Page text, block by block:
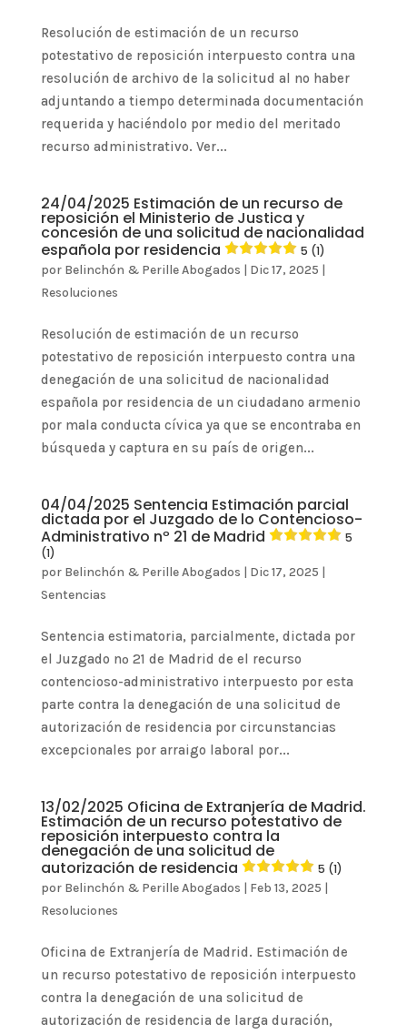
Resolución de estimación de un recurso
potestativo de reposición interpuesto contra una
resolución de archivo de la solicitud al no haber
adjuntando a tiempo determinada documentación
requerida y haciéndolo por medio del meritado
recurso administrativo. Ver...
24/04/2025 Estimación de un recurso de
reposición el Ministerio de Justica y
concesión de una solicitud de nacionalidad
española por residencia
5 (1)
por Belinchón & Perille Abogados | Dic 17, 2025 |
Resoluciones
Resolución de estimación de un recurso
potestativo de reposición interpuesto contra una
denegación de una solicitud de nacionalidad
española por residencia de un ciudadano armenio
por mala conducta cívica ya que se encontraba en
búsqueda y captura en su país de origen...
04/04/2025 Sentencia Estimación parcial
dictada por el Juzgado de lo Contencioso-
Administrativo nº 21 de Madrid
5
(1)
por Belinchón & Perille Abogados | Dic 17, 2025 |
Sentencias
Sentencia estimatoria, parcialmente, dictada por
el Juzgado nº 21 de Madrid de el recurso
contencioso-administrativo interpuesto por esta
parte contra la denegación de una solicitud de
autorización de residencia por circunstancias
excepcionales por arraigo laboral por...
13/02/2025 Oficina de Extranjería de Madrid.
Estimación de un recurso potestativo de
reposición interpuesto contra la
denegación de una solicitud de
autorización de residencia
5 (1)
por Belinchón & Perille Abogados | Feb 13, 2025 |
Resoluciones
Oficina de Extranjería de Madrid. Estimación de
un recurso potestativo de reposición interpuesto
contra la denegación de una solicitud de
autorización de residencia de larga duración,